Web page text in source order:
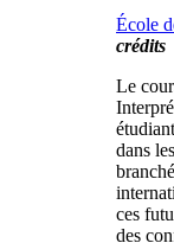
École
crédits
Le
dans
ces
des